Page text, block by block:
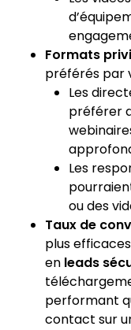
Formats
préférés par
Les
préférer
Les
ou des
Taux de
plus
en leads
performant
contact sur